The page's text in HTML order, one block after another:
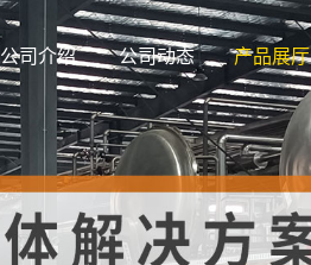
公司介绍 公司动态 产品展厅